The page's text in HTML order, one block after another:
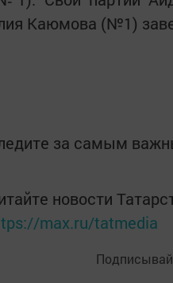
Каюмова (№1)
за самым
новости
max.ru/tatmedia